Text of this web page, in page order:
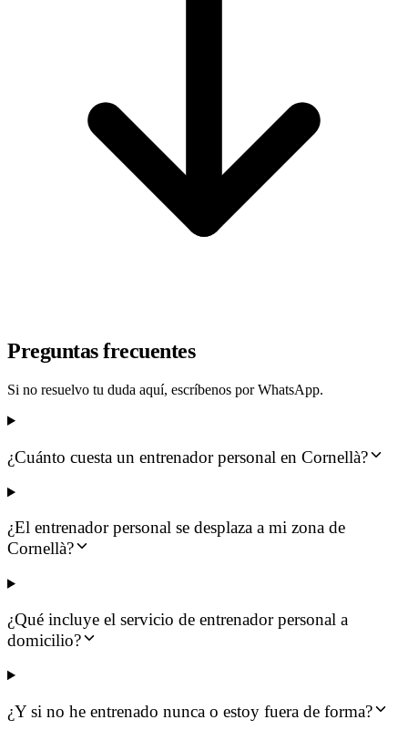
Preguntas frecuentes
Si no resuelvo tu duda aquí, escríbenos por WhatsApp.
¿Cuánto cuesta un entrenador personal en Cornellà?
¿El entrenador personal se desplaza a mi zona de
Cornellà?
¿Qué incluye el servicio de entrenador personal a
domicilio?
¿Y si no he entrenado nunca o estoy fuera de forma?